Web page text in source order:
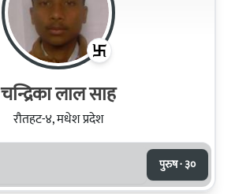
चन्द्रिका लाल साह
रौतहट-४, मधेश प्रदेश
पुरुष · ३०